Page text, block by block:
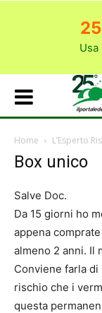
Home L’Esperto
Box unico
Salve Doc.
Da 15 giorni ho
appena
almeno 2 anni. Il
Conviene farla
rischio che i
questa